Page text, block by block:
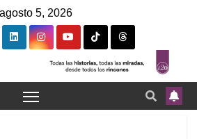
agosto 5, 2026